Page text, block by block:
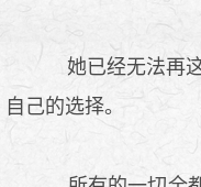
她已经无法再
自己的选择。